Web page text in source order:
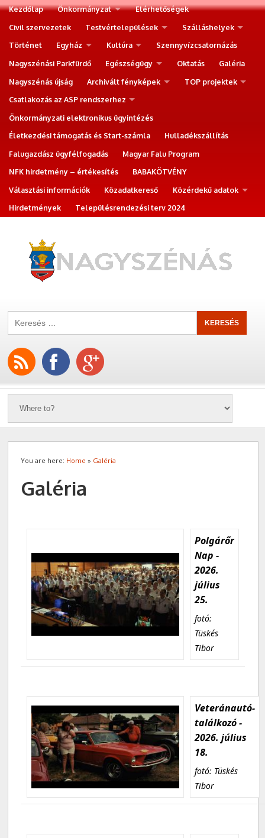
Kezdőlap Önkormányzat
Elérhetőségek
Civil szervezetek
Testvértelepülések
Szálláshelyek
Történet
Egyház Kultúra
Szennyvízcsatornázás
Nagyszénási Parkfürdő
Egészségügy Oktatás
Galéria
Nagyszénás újság
Archivált fényképek
TOP projektek
Csatlakozás az ASP rendszerhez
Önkormányzati elektronikus ügyintézés
Életkezdési támogatás és Start-számla
Hulladékszállítás
Falugazdász ügyfélfogadás
Magyar Falu Program
NFK hirdetmény – értékesítés
BABAKÖTVÉNY
Választási információk
Közadatkereső
Közérdekű adatok
Hirdetmények
Településrendezési terv 2024
You are here: Home » Galéria
Galéria
Polgárőr
Nap -
2026.
július
25.
fotó:
Tüskés
Tibor
Veteránautó-
találkozó -
2026. július
18.
fotó: Tüskés
Tibor